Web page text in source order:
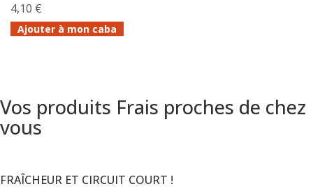
4,10 €
Ajouter à mon caba
Vos produits Frais proches de chez
vous
FRAÎCHEUR ET CIRCUIT COURT !